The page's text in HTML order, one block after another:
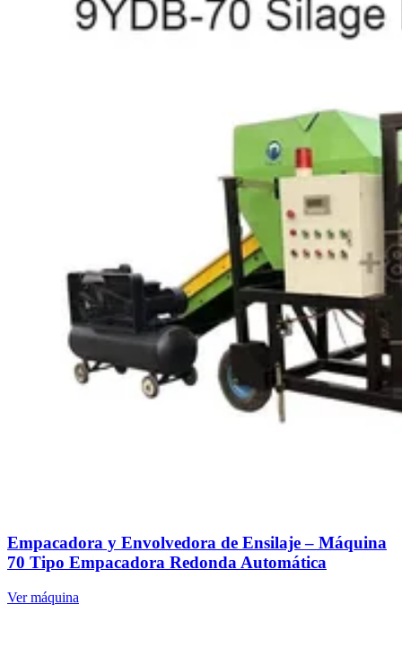
Empacadora y Envolvedora de Ensilaje – Máquina
70 Tipo Empacadora Redonda Automática
Ver máquina